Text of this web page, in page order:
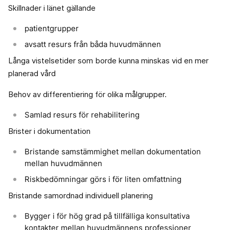
Skillnader i länet gällande
patientgrupper
avsatt resurs från båda huvudmännen
Långa vistelsetider som borde kunna minskas vid en mer
planerad vård
Behov av differentiering för olika målgrupper.
Samlad resurs för rehabilitering
Brister i dokumentation
Bristande samstämmighet mellan dokumentation
mellan huvudmännen
Riskbedömningar görs i för liten omfattning
Bristande samordnad individuell planering
Bygger i för hög grad på tillfälliga konsultativa
kontakter mellan huvudmännens professioner